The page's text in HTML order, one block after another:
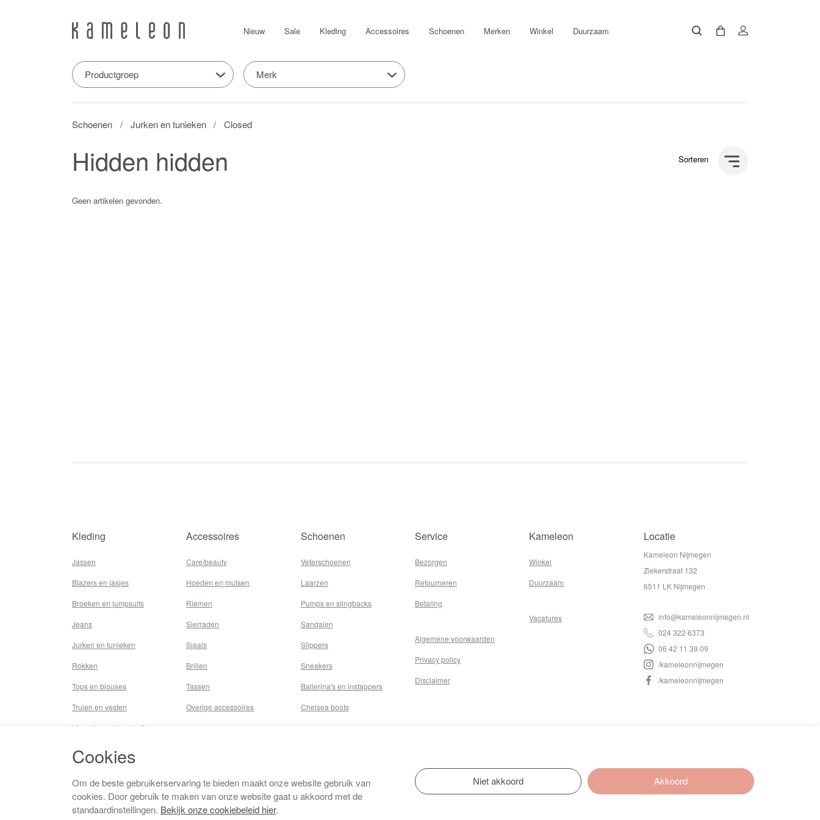
Nieuw Sale Kleding Accessoires Schoenen Merken Winkel Duurzaam
Productgroep Merk
Schoenen Jurken en tunieken Closed
Hidden hidden Sorteren
Geen artikelen gevonden.
Kleding
Jassen
Blazers en jasjes
Broeken en jumpsuits
Jeans
Jurken en tunieken
Rokken
Tops en blouses
Truien en vesten
Lingerie,nachtmode &
Badkleding
Beenmode
Vermaakkosten
Accessoires
Care/beauty
Hoeden en mutsen
Riemen
Sierraden
Sjaals
Brillen
Tassen
Overige accessoires
Schoenen
Veterschoenen
Laarzen
Pumps en slingbacks
Sandalen
Slippers
Sneakers
Ballerina's en instappers
Chelsea boots
Service
Bezorgen
Retourneren
Betaling
Algemene voorwaarden
Privacy policy
Disclaimer
Kameleon
Winkel
Duurzaam
Vacatures
Locatie
Kameleon Nijmegen
Ziekerstraat 132
6511 LK Nijmegen
info@kameleonnijmegen.nl
024 322 6373
06 42 11 39 09
/kameleonnijmegen
/kameleonnijmegen
Cookies
Om de beste gebruikerservaring te bieden maakt onze website gebruik van
cookies. Door gebruik te maken van onze website gaat u akkoord met de
standaardinstellingen. Bekijk onze cookiebeleid hier.